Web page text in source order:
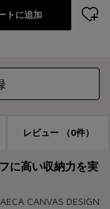
トに追加
レビュー （0件）
に高い収納力を実
CANVAS DESIGN